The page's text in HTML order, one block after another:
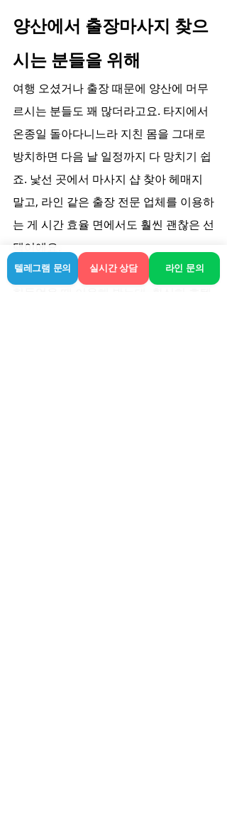
양산에서 출장마사지 찾으
시는 분들을 위해
여행 오셨거나 출장 때문에 양산에 머무
르시는 분들도 꽤 많더라고요. 타지에서
온종일 돌아다니느라 지친 몸을 그대로
방치하면 다음 날 일정까지 다 망치기 쉽
죠. 낯선 곳에서 마사지 샵 찾아 헤매지
말고, 라인 같은 출장 전문 업체를 이용하
는 게 시간 효율 면에서도 훨씬 괜찮은 선
택이에요.
저도 예전에 타지에서 업무 때문에 너무
텔레그램 문의 실시간 상담 라인 문의